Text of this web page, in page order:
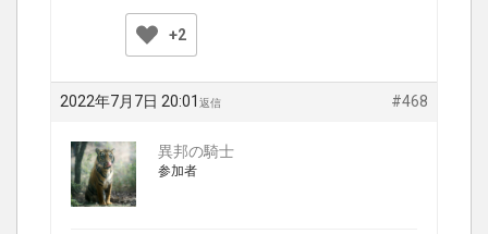
+2
2022年7月7日 20:01 #468
返信
異邦の騎士
参加者